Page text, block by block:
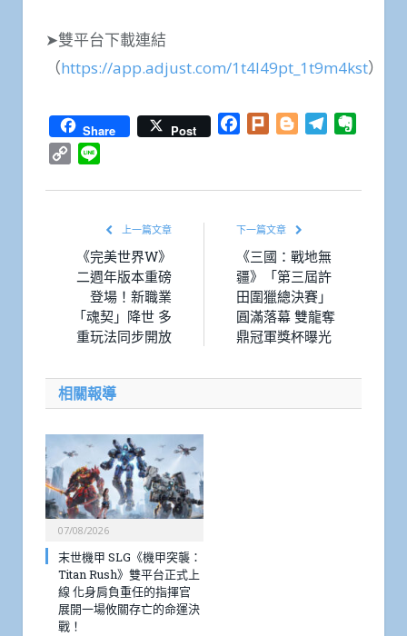
➤雙平台下載連結
（https://app.adjust.com/1t4l49pt_1t9m4kst）
Share Post Facebook
Plurk BloggerTelegram
Copy
上一篇文章
《完美世界W》
二週年版本重磅
登場！新職業
「魂契」降世 多
重玩法同步開放
下一篇文章
《三國：戰地無
疆》「第三屆許
田圍獵總決賽」
圓滿落幕 雙龍奪
鼎冠軍獎杯曝光
相關報導
07/08/2026
末世機甲 SLG《機甲突襲：
Titan Rush》雙平台正式上
線 化身肩負重任的指揮官
展開一場攸關存亡的命運決
戰！